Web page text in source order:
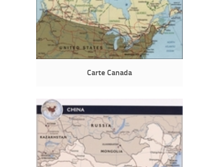
Carte Canada